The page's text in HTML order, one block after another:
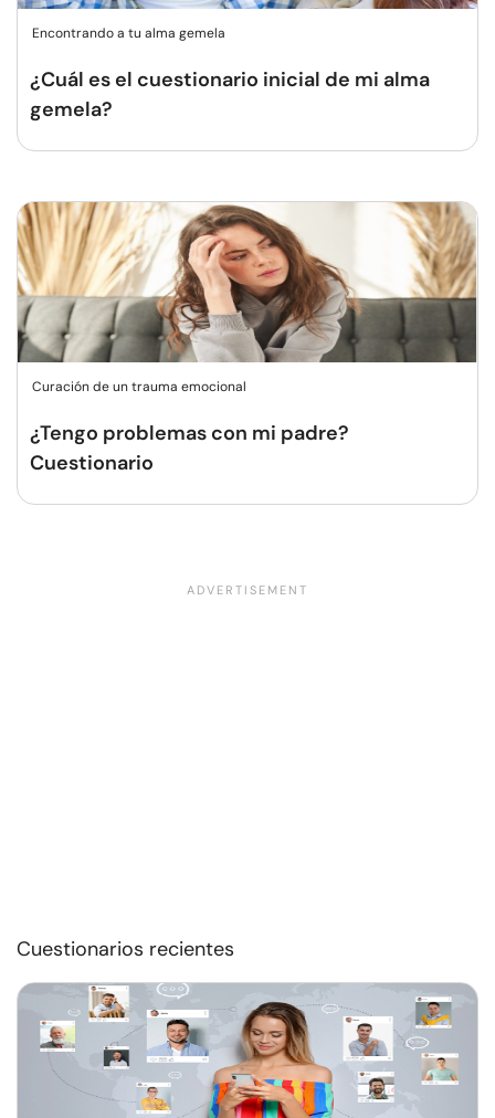
Encontrando a tu alma gemela
¿Cuál es el cuestionario inicial de mi alma
gemela?
Curación de un trauma emocional
¿Tengo problemas con mi padre?
Cuestionario
Cuestionarios recientes